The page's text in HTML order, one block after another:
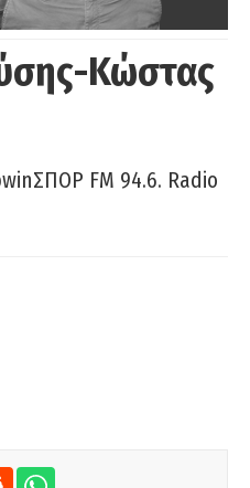
Κώστας
FM 94.6. Radio